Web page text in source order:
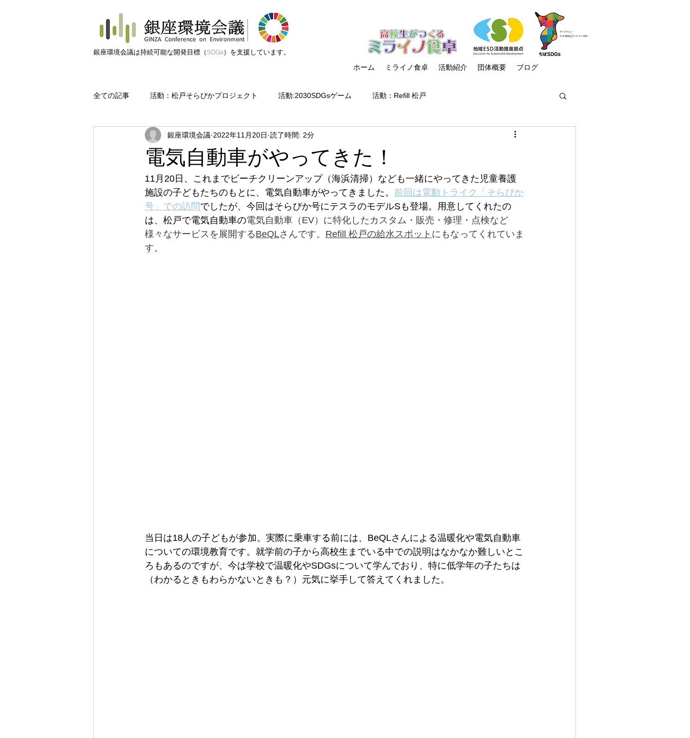
​銀座環境会議は持続可能な開発目標（SDGs）を支援しています。
ホーム ミライノ食卓 活動紹介 団体概要 ブログ
全ての記事 活動：松戸そらぴかプロジェクト 活動:2030SDGsゲーム 活動：Refill 松戸
活動：松戸みんなのみどりプロジェクト 高校生がつくるミライノ食卓 活動:再生可能エネルギー
活動:海ごみ 活動:ごみゼロ 活動:イベント 活動:ネットワーキング 組織関連 コラム ニュース
日常の中の環境活動 用語解説 活動：ボランティア受け入れ メディア掲載 省エネお助け隊 気候市民会議
電気自動車がやってきた！
銀座環境会議 2022年11月20日 読了時間: 2分
11月20日、これまでビーチクリーンアップ（海浜清掃）なども一緒にやってきた児童養護
施設の子どもたちのもとに、電気自動車がやってきました。 前回は電動トライク「そらぴか
号」での訪問でしたが、今回はそらぴか号にテスラのモデルSも登場。用意してくれたの
は、松戸で電気自動車の電気自動車（EV）に特化したカスタム・販売・修理・点検など
様々なサービスを展開するBeQLさんです。 Refill 松戸の給水スポット にもなってくれていま
す。
当日は18人の子どもが参加。実際に乗車する前には、BeQLさんによる温暖化や電気自動車
についての環境教育です。就学前の子から高校生までいる中での説明はなかなか難しいとこ
ろもあるのですが、今は学校で温暖化やSDGsについて学んでおり、特に低学年の子たちは
（わかるときもわらかないときも？）元気に挙手して答えてくれました。